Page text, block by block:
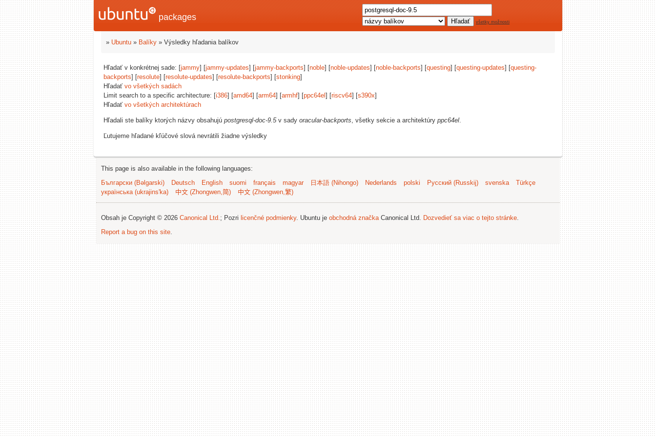
packages všetky možnosti
» Ubuntu » Balíky » Výsledky hľadania balíkov
Hľadať v konkrétnej sade: [jammy] [jammy-updates] [jammy-backports] [noble] [noble-updates] [noble-backports] [questing] [questing-updates] [questing-
backports] [resolute] [resolute-updates] [resolute-backports] [stonking]
Hľadať vo všetkých sadách
Limit search to a specific architecture: [i386] [amd64] [arm64] [armhf] [ppc64el ] [riscv64] [s390x]
Hľadať vo všetkých architektúrach
Hľadali ste balíky ktorých názvy obsahujú postgresql-doc-9.5v sady oracular-backports, všetky sekcie a architektúry ppc64el.
Ľutujeme hľadané kľúčové slová nevrátili žiadne výsledky
This page is also available in the following languages:
Български (Bəlgarski)
Deutsch English suomi français magyar 日本語 (Nihongo) Nederlands polski Русский (Russkij) svenska
Türkçe
українська (ukrajins'ka)
中文 (Zhongwen,简) 中文 (Zhongwen,繁)
Obsah je Copyright © 2026 Canonical Ltd.; Pozri licenčné podmienky. Ubuntu je obchodná značkaCanonical Ltd. Dozvedieť sa viac o tejto stránke.
Report a bug on this site.